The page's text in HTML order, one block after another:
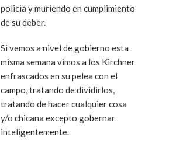
policia y muriendo en cumplimiento
de su deber.
Si vemos a nivel de gobierno esta
misma semana vimos a los Kirchner
enfrascados en su pelea con el
campo, tratando de dividirlos,
tratando de hacer cualquier cosa
y/o chicana excepto gobernar
inteligentemente.